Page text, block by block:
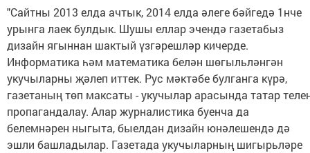
"Сайтны 2013 елда ачтык, 2014 елда әлеге бәйгедә 1нче
урынга лаек булдык. Шушы еллар эчендә газетабыз
дизайн ягыннан шактый үзгәрешләр кичерде.
Информатика һәм математика белән шөгыльләнгән
укучыларны җәлеп иттек. Рус мәктәбе булганга күрә,
газетаның төп максаты - укучылар арасында татар
пропагандалау. Алар журналистика буенча да
белемнәрен ныгыта, быелдан дизайн юнәлешендә дә
эшли башладылар. Газетада укучыларның шигырьләре